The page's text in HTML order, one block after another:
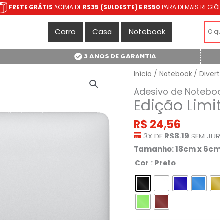
FRETE GRÁTIS ACIMA DE R$35 (SULDESTE) E R$50 PARA DEMAIS
Carro Casa Notebook
3 ANOS DE GARANTIA
Início / Notebook /
Adesivo de
Edição
R$ 24,56
3X DE R$8.19 SEM
Tamanho: 18cm x
Cor : Preto